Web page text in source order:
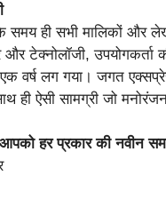
समय ही सभी मालिकों और
टेक्नोलॉजी, उपयोगकर्ता
लग गया। जगत एक्सप्रेस
ही ऐसी सामग्री जो
हर प्रकार की नवीन